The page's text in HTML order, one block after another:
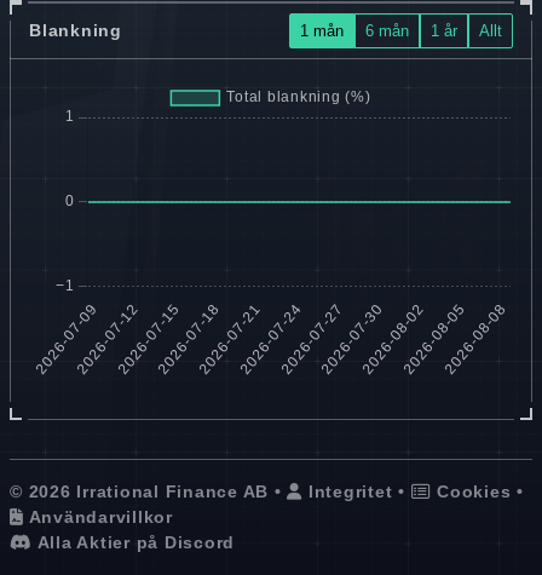
Blankning 1 mån 6 mån 1 år Allt
© 2026 Irrational Finance AB • Integritet • Cookies •
Användarvillkor
Alla Aktier på Discord